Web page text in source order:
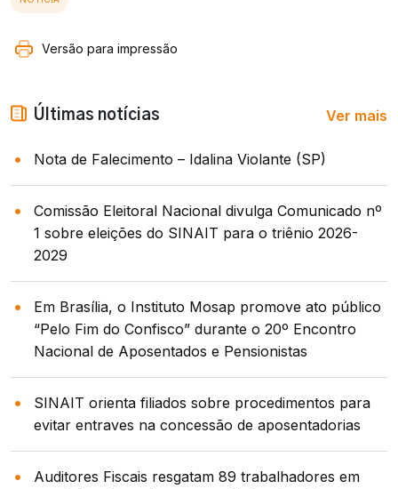
Versão para impressão
Últimas notícias Ver mais
Nota de Falecimento – Idalina Violante (SP)
Comissão Eleitoral Nacional divulga Comunicado nº
1 sobre eleições do SINAIT para o triênio 2026-
2029
Em Brasília, o Instituto Mosap promove ato público
“Pelo Fim do Confisco” durante o 20º Encontro
Nacional de Aposentados e Pensionistas
SINAIT orienta filiados sobre procedimentos para
evitar entraves na concessão de aposentadorias
Auditores Fiscais resgatam 89 trabalhadores em